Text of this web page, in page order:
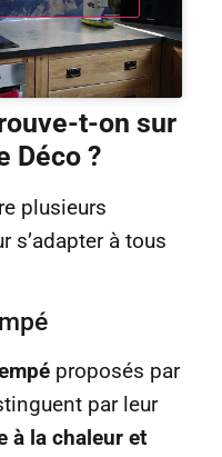
t-on sur
Déco ?
plusieurs
s’adapter à tous
proposés par
par leur
à la chaleur et